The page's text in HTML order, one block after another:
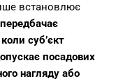
встановлює
передбачає
суб’єкт
посадових
нагляду або